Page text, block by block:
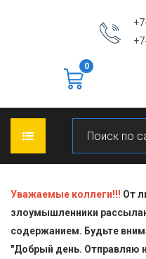
0
О КОМПАНИИ
ПРОДУКЦИЯ
Уважаемые коллеги!!! От
злоумышленники
содержанием. Будьте
"Добрый день. Отправляю